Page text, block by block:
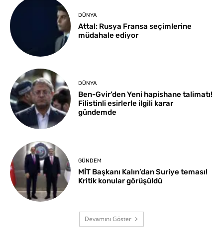
DÜNYA
Attal: Rusya Fransa seçimlerine
müdahale ediyor
DÜNYA
Ben-Gvir’den Yeni hapishane talimatı!
Filistinli esirlerle ilgili karar
gündemde
GÜNDEM
MİT Başkanı Kalın’dan Suriye teması!
Kritik konular görüşüldü
Devamını Göster